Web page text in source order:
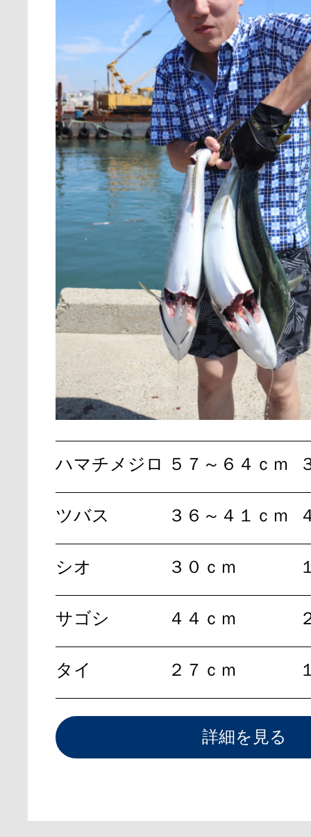
ハマチメジロ ５７～６４ｃｍ
ツバス ３６～４１ｃｍ
シオ ３０ｃｍ
サゴシ ４４ｃｍ
タイ ２７ｃｍ
詳細を見る